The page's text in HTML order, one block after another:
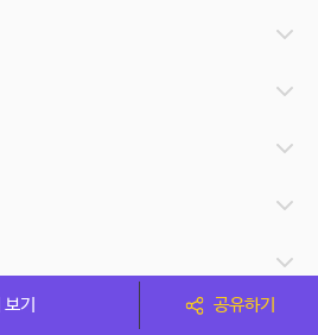
기 공유하기